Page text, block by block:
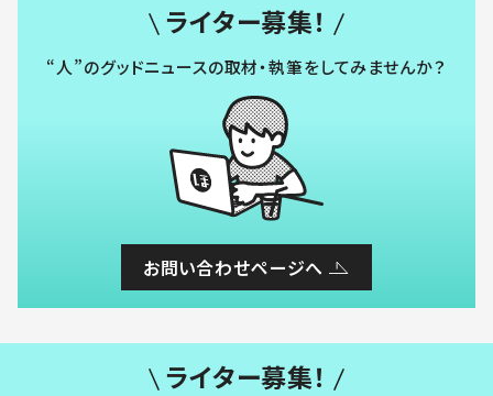
ライター募集！
“人”のグッドニュースの取材・執筆をしてみませんか？
お問い合わせページへ
ライター募集！